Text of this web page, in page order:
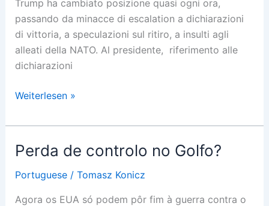
Trump ha cambiato posizione quasi ogni ora,
passando da minacce di escalation a dichiarazioni
di vittoria, a speculazioni sul ritiro, a insulti agli
alleati della NATO. Al presidente, riferimento alle
dichiarazioni
Mancanza
controllo
nel
Golfo?
Weiterlesen »
Perda de controlo no Golfo?
Portuguese/ Tomasz Konicz
Agora os EUA só podem pôr fim à guerra contra o